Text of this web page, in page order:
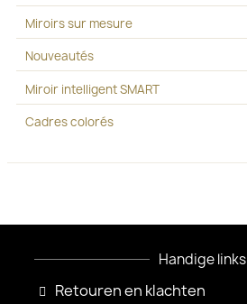
Miroirs sur mesure
Nouveautés
Miroir intelligent SMART
Cadres colorés
Handige links
Retouren en klachten